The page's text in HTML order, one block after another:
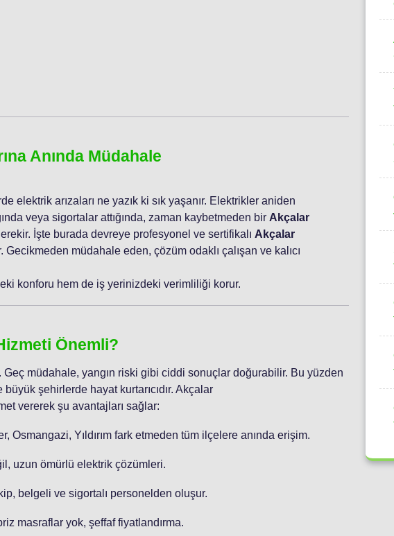
Anında Müdahale
elektrik arızaları ne yazık ki sık yaşanır. Elektrikler aniden
veya sigortalar attığında, zaman kaybetmeden bir Akçalar
İşte burada devreye profesyonel ve sertifikalı Akçalar
Gecikmeden müdahale eden, çözüm odaklı çalışan ve kalıcı
konforu hem de iş yerinizdeki verimliliği korur.
Önemli?
müdahale, yangın riski gibi ciddi sonuçlar doğurabilir. Bu yüzden
büyük şehirlerde hayat kurtarıcıdır. Akçalar
vererek şu avantajları sağlar:
Osmangazi, Yıldırım fark etmeden tüm ilçelere anında erişim.
uzun ömürlü elektrik çözümleri.
belgeli ve sigortalı personelden oluşur.
masraflar yok, şeffaf fiyatlandırma.